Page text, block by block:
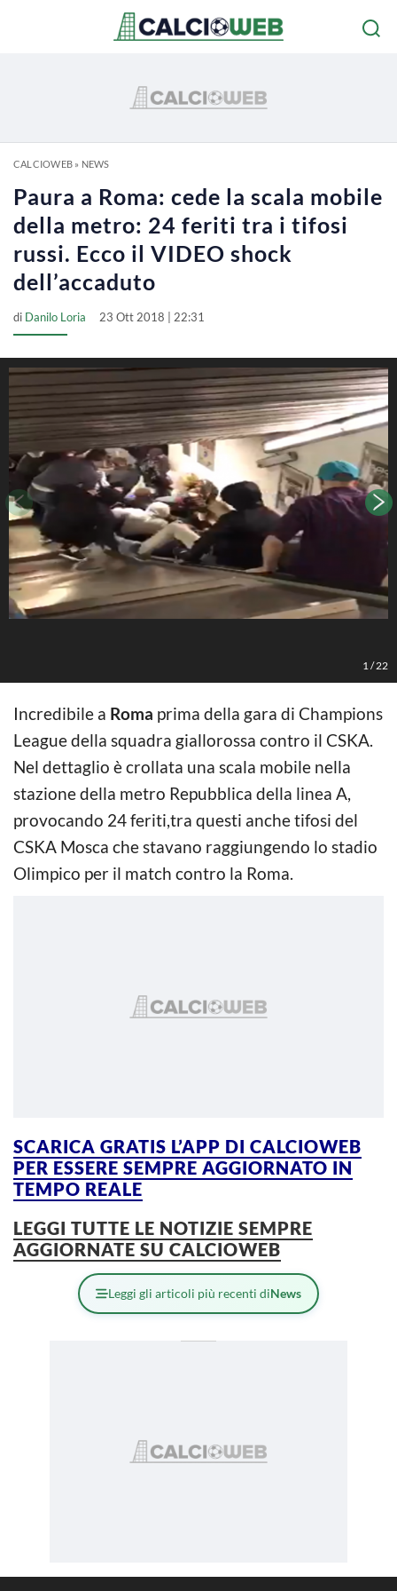
CALCIOWEB» NEWS
Paura a Roma: cede la scala mobile
della metro: 24 feriti tra i tifosi
russi. Ecco il VIDEO shock
dell’accaduto
di Danilo Loria 23 Ott 2018 | 22:31
1 /22
Incredibile a Roma prima della gara di Champions
League della squadra giallorossa contro il CSKA.
Nel dettaglio è crollata una scala mobile nella
stazione della metro Repubblica della linea A,
provocando 24 feriti,tra questi anche tifosi del
CSKA Mosca che stavano raggiungendo lo stadio
Olimpico per il match contro la Roma.
SCARICA GRATIS L’APP DI CALCIOWEB
PER ESSERE SEMPRE AGGIORNATO IN
TEMPO REALE
LEGGI TUTTE LE NOTIZIE SEMPRE
AGGIORNATE SU CALCIOWEB
Leggi gli articoli più recenti diNews